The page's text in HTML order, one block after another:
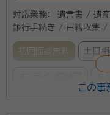
対応業務：
遺言書 / 遺
銀行手続き / 戸籍収集 /
初回面談無料 土日相
この事